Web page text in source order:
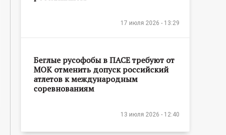
17 июля 2026 - 13:29
Беглые русофобы в ПАСЕ требуют от
МОК отменить допуск российский
атлетов к международным
соревнованиям
13 июля 2026 - 12:40